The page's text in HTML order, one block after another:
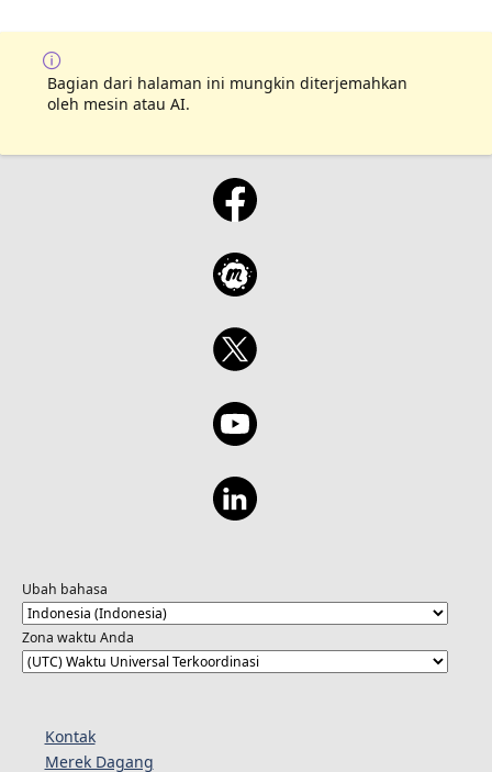
Bagian dari halaman ini mungkin diterjemahkan
oleh mesin atau AI.
Ubah bahasa
Zona waktu Anda
Kontak
Merek Dagang